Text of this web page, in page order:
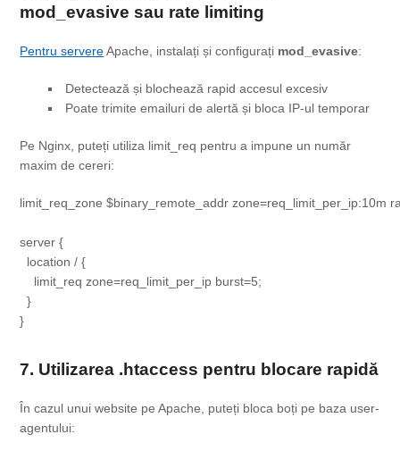
mod_evasive sau rate limiting
Pentru servereApache, instalați și configurați mod_evasive:
Detectează și blochează rapid accesul excesiv
Poate trimite emailuri de alertă și bloca IP-ul temporar
Pe Nginx, puteți utiliza limit_req pentru a impune un număr
maxim de cereri:
limit_req_zone $binary_remote_addr zone=req_limit_per_ip:10m
server {
  location / {
    limit_req zone=req_limit_per_ip burst=5;
  }
7. Utilizarea .htaccess pentru blocare rapidă
În cazul unui website pe Apache, puteți bloca boți pe baza user-
agentului: